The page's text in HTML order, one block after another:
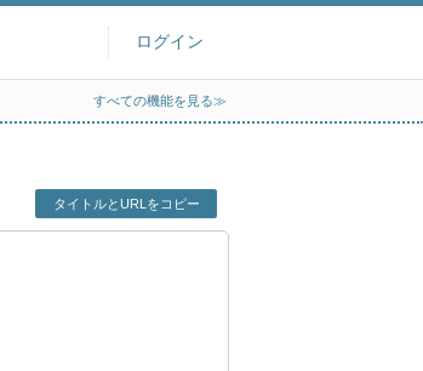
ログイン
すべての機能を見る≫
タイトルとURLをコピー